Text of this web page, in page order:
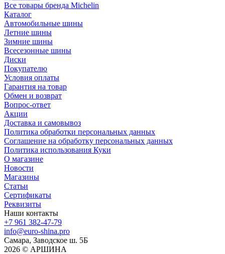
Все товары бренда Michelin
Каталог
Автомобильные шины
Летние шины
Зимние шины
Всесезонные шины
Диски
Покупателю
Условия оплаты
Гарантия на товар
Обмен и возврат
Вопрос-ответ
Акции
Доставка и самовывоз
Политика обработки персональных данных
Соглашение на обработку персональных данных
Политика использования Куки
О магазине
Новости
Магазины
Статьи
Сертификаты
Реквизиты
Наши контакты
+7 961 382-47-79
info@euro-shina.pro
Самара, Заводское ш. 5Б
2026 © АРШИНА